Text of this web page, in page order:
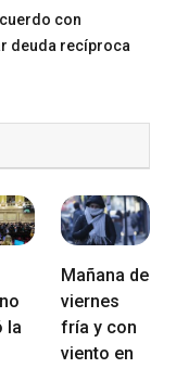
con
deuda recíproca
la
Mañana de
viernes
fría y con
viento en